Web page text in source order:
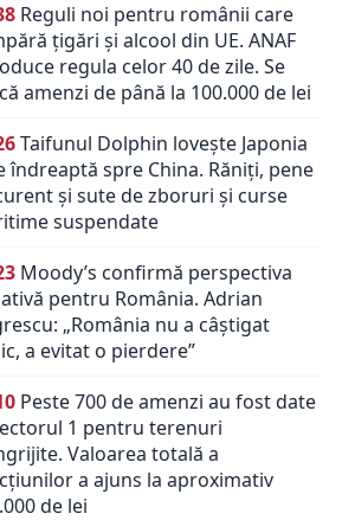
Reguli noi pentru românii care
țigări și alcool din UE. ANAF
regula celor 40 de zile. Se
amenzi de până la 100.000 de lei
Taifunul Dolphin lovește Japonia
îndreaptă spre China. Răniți, pene
și sute de zboruri și curse
suspendate
Moody’s confirmă perspectiva
pentru România. Adrian
„România nu a câștigat
a evitat o pierdere”
Peste 700 de amenzi au fost date
1 pentru terenuri
Valoarea totală a
a ajuns la aproximativ
de lei